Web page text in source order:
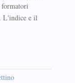
L'indice e il